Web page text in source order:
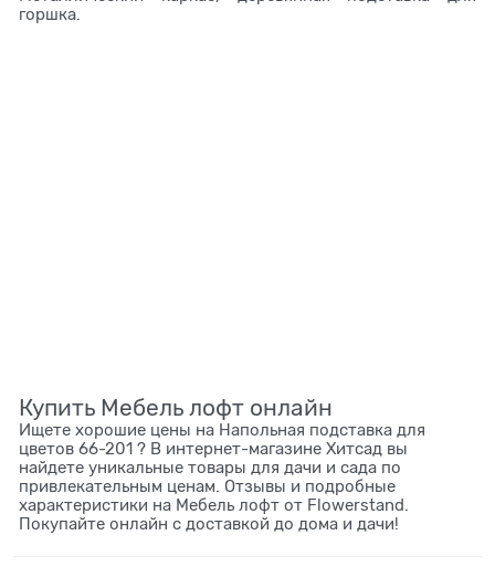
горшка.
Купить Мебель лофт онлайн
Ищете хорошие цены на Напольная подставка для
цветов 66-201 ? В интернет-магазине Хитсад вы
найдете уникальные товары для дачи и сада по
привлекательным ценам. Отзывы и подробные
характеристики на Мебель лофт от Flowerstand.
Покупайте онлайн с доставкой до дома и дачи!